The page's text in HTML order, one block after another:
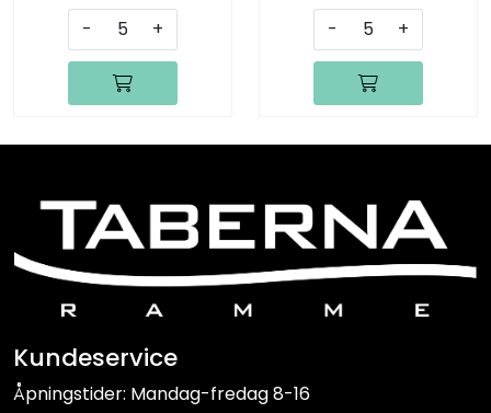
- + - +
Kundeservice
Åpningstider: Mandag-fredag 8-16